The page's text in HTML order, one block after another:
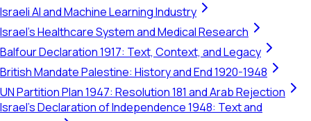
Israeli AI and Machine Learning Industry
Israel's Healthcare System and Medical Research
Balfour Declaration 1917: Text, Context, and Legacy
British Mandate Palestine: History and End 1920-1948
UN Partition Plan 1947: Resolution 181 and Arab Rejection
Israel's Declaration of Independence 1948: Text and